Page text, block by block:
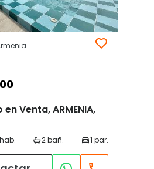
Venta, ARMENIA,